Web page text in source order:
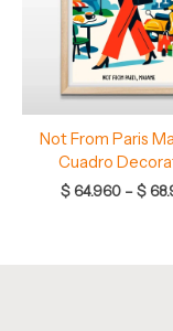
Not From Paris
Cuadro
$ 64.960 –$